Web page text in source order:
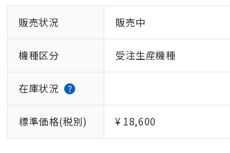
販売状況 販売中
機種区分 受注生産機種
在庫状況
標準価格(税別) ¥ 18,600